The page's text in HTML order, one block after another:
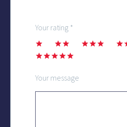
Your rating *
1 2
Your message